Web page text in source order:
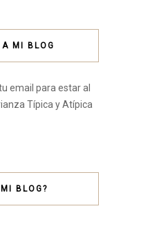
A MI BLOG
email para estar al
Típica y Atípica
BLOG?